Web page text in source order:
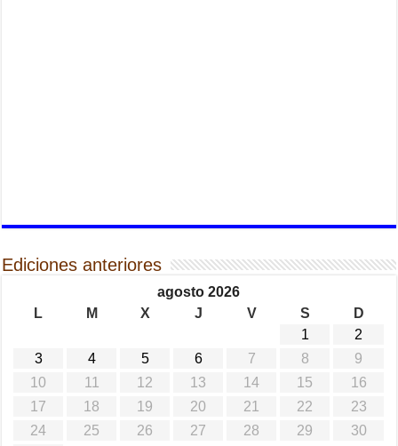
Ediciones anteriores
agosto 2026
L
M X J V S
D
1
2
3
4 5 6 7 8
9
10
11 12 13 14 15
16
17
18 19 20 21 22
23
24
25 26 27 28 29
30